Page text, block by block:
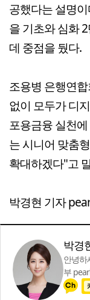
공했다는 설명
을 기초와 심화
데 중점을 뒀다.
조용병 은행연
없이 모두가 디
포용금융 실천
는 시니어 맞춤
확대하겠다"고
박경현 기자
박경
안녕하
부